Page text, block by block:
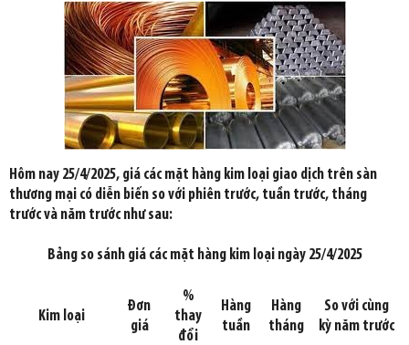
Hôm nay 25/4/2025, giá các mặt hàng kim loại giao dịch trên sàn
thương mại có diễn biến so với phiên trước, tuần trước, tháng
trước và năm trước như sau:
Bảng so sánh giá các mặt hàng kim loại ngày 25/4/2025
Kim loại
Đơn
giá
%
thay
đổi
Hàng
tuần
Hàng
tháng
So với cùng
kỳ năm trước